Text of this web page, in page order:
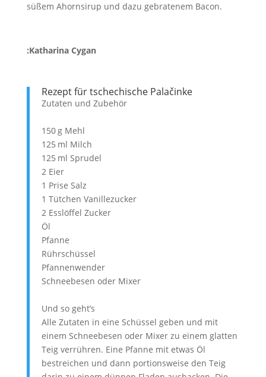
süßem Ahornsirup und dazu gebratenem Bacon.
:Katharina Cygan
Rezept für tschechische Palačinke
Zutaten und Zubehör
150 g Mehl
125 ml Milch
125 ml Sprudel
2 Eier
1 Prise Salz
1 Tütchen Vanillezucker
2 Esslöffel Zucker
Öl
Pfanne
Rührschüssel
Pfannenwender
Schneebesen oder Mixer
Und so geht’s
Alle Zutaten in eine Schüssel geben und mit
einem Schneebesen oder Mixer zu einem glatten
Teig verrühren. Eine Pfanne mit etwas Öl
bestreichen und dann portionsweise den Teig